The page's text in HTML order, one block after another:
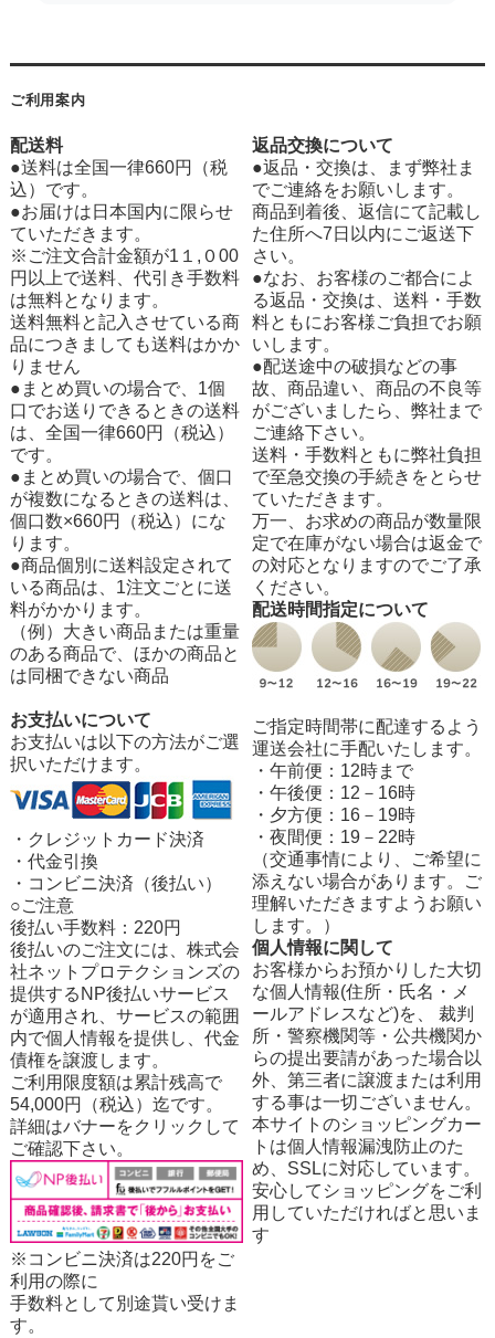
ご利用案内
配送料
●送料は全国一律660円（税
込）です。
●お届けは日本国内に限らせ
ていただきます。
※ご注文合計金額が1１,０00
円以上で送料、代引き手数料
は無料となります。
送料無料と記入させている商
品につきましても送料はかか
りません
●まとめ買いの場合で、1個
口でお送りできるときの送料
は、全国一律660円（税込）
です。
●まとめ買いの場合で、個口
が複数になるときの送料は、
個口数×660円（税込）にな
ります。
●商品個別に送料設定されて
いる商品は、1注文ごとに送
料がかかります。
（例）大きい商品または重量
のある商品で、ほかの商品と
は同梱できない商品
お支払いについて
お支払いは以下の方法がご選
択いただけます。
・クレジットカード決済
・代金引換
・コンビニ決済（後払い）
○ご注意
後払い手数料：220円
後払いのご注文には、株式会
社ネットプロテクションズの
提供するNP後払いサービス
が適用され、サービスの範囲
内で個人情報を提供し、代金
債権を譲渡します。
ご利用限度額は累計残高で
54,000円（税込）迄です。
詳細はバナーをクリックして
ご確認下さい。
※コンビニ決済は220円をご
利用の際に
手数料として別途貰い受けま
す。
返品交換について
●返品・交換は、まず弊社ま
でご連絡をお願いします。
商品到着後、返信にて記載し
た住所へ7日以内にご返送下
さい。
●なお、お客様のご都合によ
る返品・交換は、送料・手数
料ともにお客様ご負担でお願
いします。
●配送途中の破損などの事
故、商品違い、商品の不良等
がございましたら、弊社まで
ご連絡下さい。
送料・手数料ともに弊社負担
で至急交換の手続きをとらせ
ていただきます。
万一、お求めの商品が数量限
定で在庫がない場合は返金で
の対応となりますのでご了承
ください。
配送時間指定について
ご指定時間帯に配達するよう
運送会社に手配いたします。
・午前便：12時まで
・午後便：12－16時
・夕方便：16－19時
・夜間便：19－22時
（交通事情により、ご希望に
添えない場合があります。ご
理解いただきますようお願い
します。）
個人情報に関して
お客様からお預かりした大切
な個人情報(住所・氏名・メ
ールアドレスなど)を、 裁判
所・警察機関等・公共機関か
らの提出要請があった場合以
外、第三者に譲渡または利用
する事は一切ございません。
本サイトのショッピングカー
トは個人情報漏洩防止のた
め、SSLに対応しています。
安心してショッピングをご利
用していただければと思いま
す